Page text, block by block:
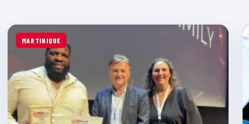
MARTINIQUE